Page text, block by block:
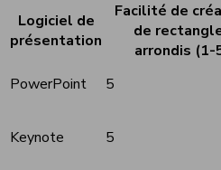
Logiciel de
présentation
Facilité de
de
arrondis (1-
PowerPoint 5
Keynote 5